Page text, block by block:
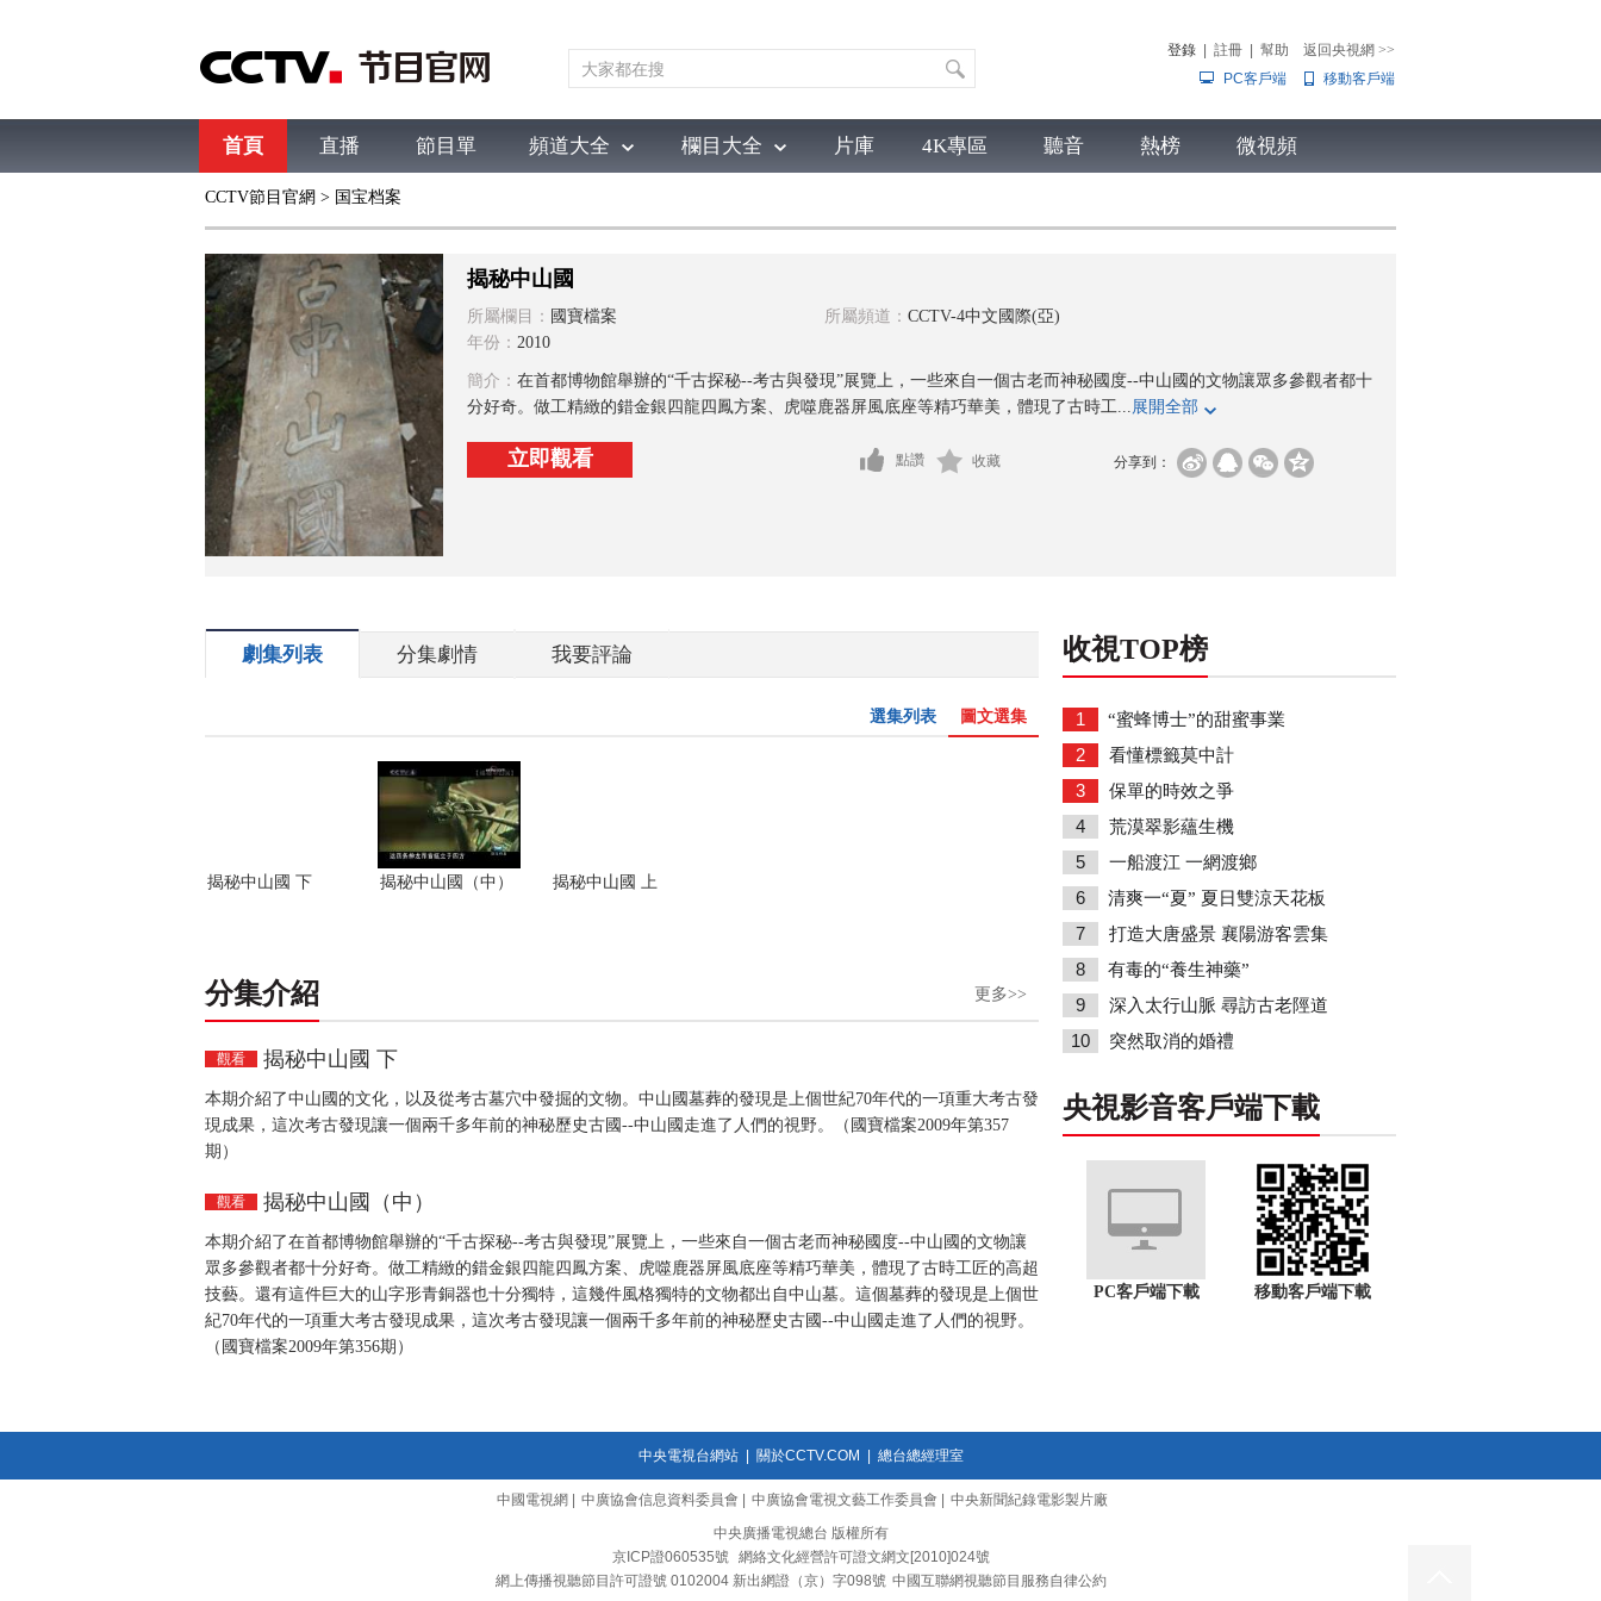
登錄 註冊 幫助 返回央視網 >>
PC客戶端
移動客戶端
首頁 直播 節目單 頻道大全 欄目大全
綜合 新聞 財經 綜藝
片庫 4K專區 聽音 熱榜 微視頻
CCTV節目官網 > 国宝档案
揭秘中山國
所屬欄目： 國寶檔案 所屬頻道： CCTV-4中文國際(亞)
年份： 2010
簡介： 在首都博物館舉辦的“千古探秘--考古與發現”展覽上，一些來自一個古老而神秘國度--中山國的文物讓眾多參觀者都十
分好奇。做工精緻的錯金銀四龍四鳳方案、虎噬鹿器屏風底座等精巧華美，體現了古時工...展開全部
立即觀看 分享到：
點讚 收藏
劇集列表 分集劇情 我要評論
圖文選集
選集列表
揭秘中山國 下 揭秘中山國（中） 揭秘中山國 上
分集介紹 更多>>
觀看 揭秘中山國 下
本期介紹了中山國的文化，以及從考古墓穴中發掘的文物。中山國墓葬的發現是上個世紀70年代的一項重大考古發
現成果，這次考古發現讓一個兩千多年前的神秘歷史古國--中山國走進了人們的視野。（國寶檔案2009年第357
期）
觀看 揭秘中山國（中）
本期介紹了在首都博物館舉辦的“千古探秘--考古與發現”展覽上，一些來自一個古老而神秘國度--中山國的文物讓
眾多參觀者都十分好奇。做工精緻的錯金銀四龍四鳳方案、虎噬鹿器屏風底座等精巧華美，體現了古時工匠的高超
技藝。還有這件巨大的山字形青銅器也十分獨特，這幾件風格獨特的文物都出自中山墓。這個墓葬的發現是上個世
紀70年代的一項重大考古發現成果，這次考古發現讓一個兩千多年前的神秘歷史古國--中山國走進了人們的視野。
（國寶檔案2009年第356期）
收視TOP榜
1 “蜜蜂博士”的甜蜜事業
2 看懂標籤莫中計
3 保單的時效之爭
4 荒漠翠影蘊生機
5 一船渡江 一網渡鄉
6 清爽一“夏” 夏日雙涼天花板
7 打造大唐盛景 襄陽游客雲集
8 有毒的“養生神藥”
9 深入太行山脈 尋訪古老陘道
10 突然取消的婚禮
央視影音客戶端下載
PC客戶端下載 移動客戶端下載
中央電視台網站| 關於CCTV.COM 總台總經理室
中國電視網 中廣協會信息資料委員會 中廣協會電視文藝工作委員會
中央新聞紀錄電影製片廠
中央廣播電視總台 版權所有
京ICP證060535號
網絡文化經營許可證文網文[2010]024號
網上傳播視聽節目許可證號 0102004 新出網證（京）字098號 中國互聯網視聽節目服務自律公約